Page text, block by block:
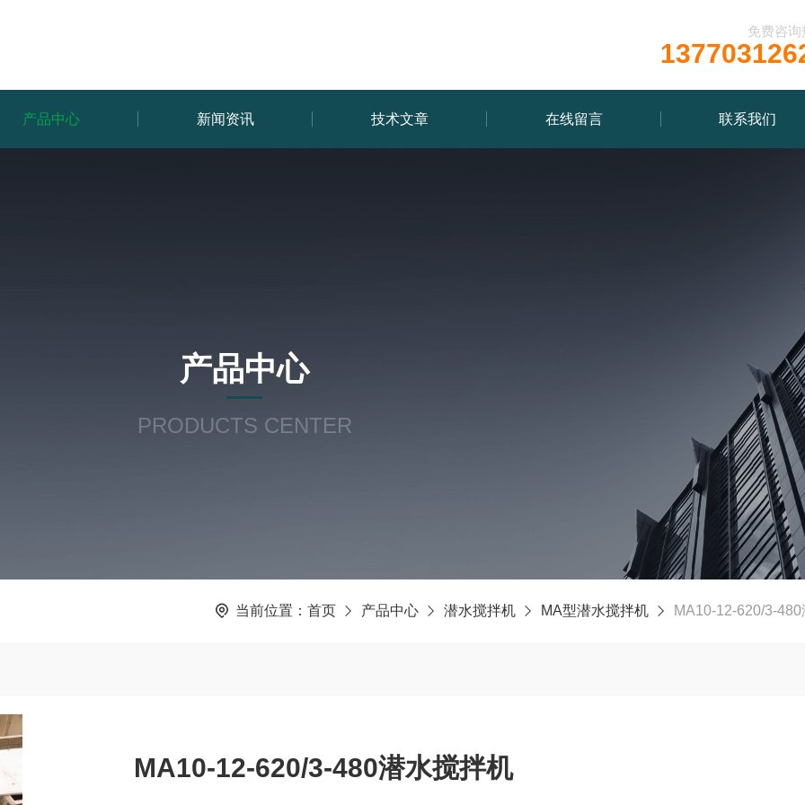
免费咨询
产品中心 新闻资讯 技术文章 在线留言 联系我们
产品中心
PRODUCTS CENTER
当前位置： 首页 产品中心 潜水搅拌机 MA型潜水搅拌机 MA10-12-620/3-
MA10-12-620/3-480潜水搅拌机